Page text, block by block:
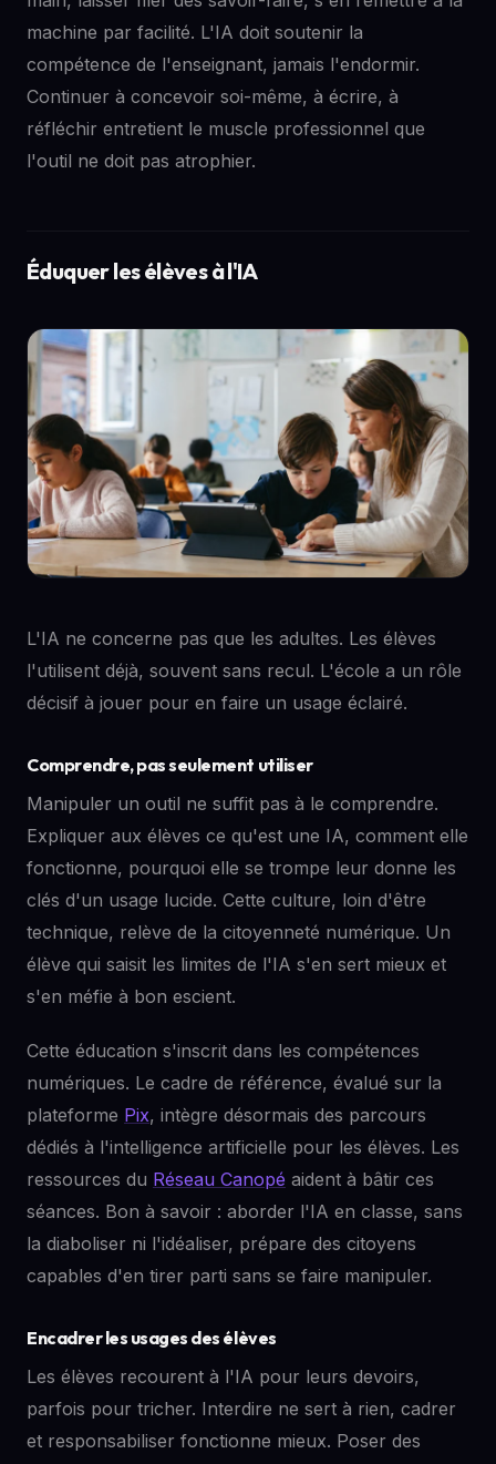
machine par facilité. L'IA doit soutenir la
compétence de l'enseignant, jamais l'endormir.
Continuer à concevoir soi-même, à écrire, à
réfléchir entretient le muscle professionnel que
l'outil ne doit pas atrophier.
Éduquer les élèves à l'IA
L'IA ne concerne pas que les adultes. Les élèves
l'utilisent déjà, souvent sans recul. L'école a un rôle
décisif à jouer pour en faire un usage éclairé.
Comprendre, pas seulement utiliser
Manipuler un outil ne suffit pas à le comprendre.
Expliquer aux élèves ce qu'est une IA, comment elle
fonctionne, pourquoi elle se trompe leur donne les
clés d'un usage lucide. Cette culture, loin d'être
technique, relève de la citoyenneté numérique. Un
élève qui saisit les limites de l'IA s'en sert mieux et
s'en méfie à bon escient.
Cette éducation s'inscrit dans les compétences
numériques. Le cadre de référence, évalué sur la
plateforme Pix, intègre désormais des parcours
dédiés à l'intelligence artificielle pour les élèves. Les
ressources du Réseau Canopé aident à bâtir ces
séances. Bon à savoir : aborder l'IA en classe, sans
la diaboliser ni l'idéaliser, prépare des citoyens
capables d'en tirer parti sans se faire manipuler.
Encadrer les usages des élèves
Les élèves recourent à l'IA pour leurs devoirs,
parfois pour tricher. Interdire ne sert à rien, cadrer
et responsabiliser fonctionne mieux. Poser des